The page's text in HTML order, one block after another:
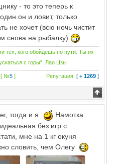
- то это теперь к
один он и ловит, только
не хочет (всю ночь чистит
снова на рыбалку)
тех, кого обойдешь по пути. Ты их
с горы". Лао Цзы
[ №5 ] Репутация: [+ 1269 ]
тогда и я
Намотка
без игр с
мне на 1 кг окуня
словить, чем Олегу